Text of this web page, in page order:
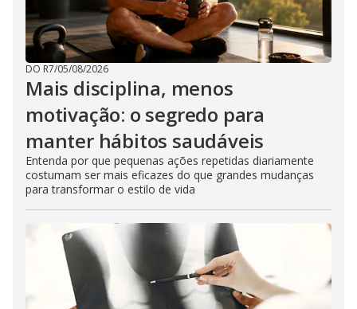
DO R7/05/08/2026
Mais disciplina, menos
motivação: o segredo para
manter hábitos saudáveis
Entenda por que pequenas ações repetidas diariamente
costumam ser mais eficazes do que grandes mudanças
para transformar o estilo de vida